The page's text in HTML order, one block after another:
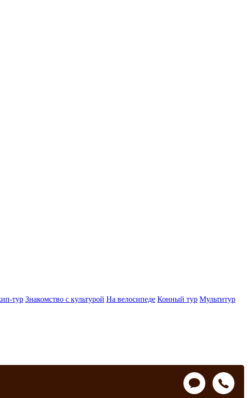
тур Знакомство с культурой На велосипеде Конный тур Мультитур